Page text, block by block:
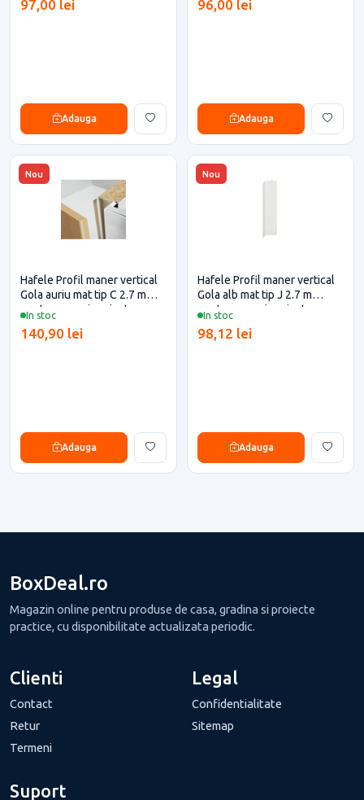
97,00 lei
Adauga
96,00 lei
Adauga
Nou
In stoc
Hafele Profil maner vertical
Gola auriu mat tip C 2.7 m
pentru casa si proiecte
140,90 lei
Adauga
Nou
In stoc
Hafele Profil maner vertical
Gola alb mat tip J 2.7 m
pentru casa si proiecte
98,12 lei
Adauga
BoxDeal.ro
Magazin online pentru produse de casa, gradina si proiecte
practice, cu disponibilitate actualizata periodic.
Clienti
Contact
Retur
Termeni
Legal
Confidentialitate
Sitemap
Suport